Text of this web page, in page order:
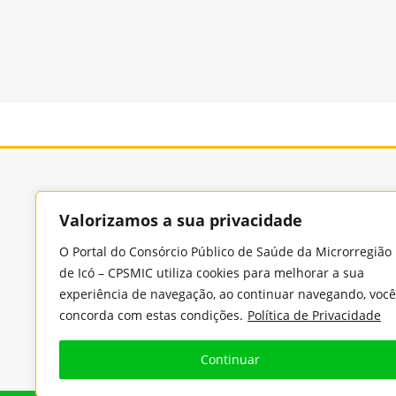
Valorizamos a sua privacidade
O Portal do Consórcio Público de Saúde da Microrregião
de Icó – CPSMIC utiliza cookies para melhorar a sua
experiência de navegação, ao continuar navegando, você
concorda com estas condições. Política de Privacidade
Continuar
Consórcio
Endereço
Rua Benjamin Constant, 978, Cidade Nova, CEP:
63430-000 - Icó/Ceará